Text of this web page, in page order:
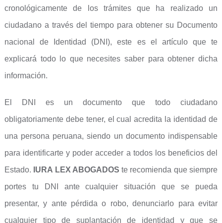
cronológicamente de los trámites que ha realizado un
ciudadano a través del tiempo para obtener su Documento
nacional de Identidad (DNI), este es el artículo que te
explicará todo lo que necesites saber para obtener dicha
información.
El DNI es un documento que todo ciudadano
obligatoriamente debe tener, el cual acredita la identidad de
una persona peruana, siendo un documento indispensable
para identificarte y poder acceder a todos los beneficios del
Estado. IURA LEX ABOGADOS te recomienda que siempre
portes tu DNI ante cualquier situación que se pueda
presentar, y ante pérdida o robo, denunciarlo para evitar
cualquier tipo de suplantación de identidad y que se